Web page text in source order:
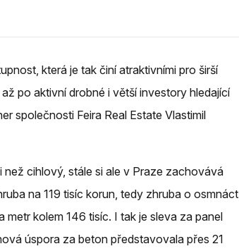
která je tak činí atraktivními pro širší
po aktivní drobné i větší investory hledající
společnosti Feira Real Estate Vlastimil
cihlový, stále si ale v Praze zachovává
na 119 tisíc korun, tedy zhruba o osmnáct
kolem 146 tisíc. I tak je sleva za panel
úspora za beton představovala přes 21